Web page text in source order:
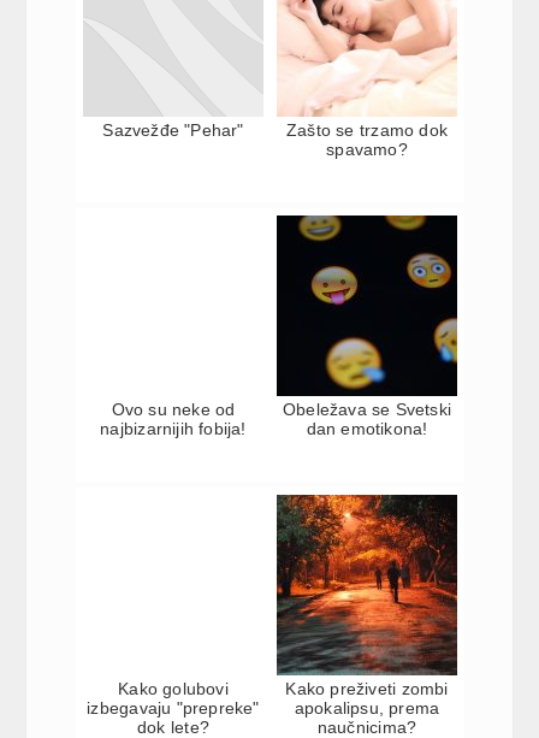
Sazvežđe "Pehar"
Zašto se trzamo dok
spavamo?
Ovo su neke od
najbizarnijih fobija!
Obeležava se Svetski
dan emotikona!
Kako golubovi
izbegavaju "prepreke"
dok lete?
Kako preživeti zombi
apokalipsu, prema
naučnicima?